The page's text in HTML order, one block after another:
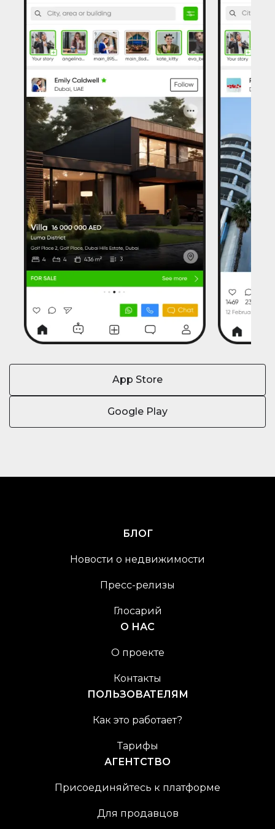
App Store
Google Play
БЛОГ
Новости о недвижимости
Пресс-релизы
Глосарий
О НАС
О проекте
Контакты
ПОЛЬЗОВАТЕЛЯМ
Как это работает?
Тарифы
АГЕНТСТВО
Присоединяйтесь к платформе
Для продавцов